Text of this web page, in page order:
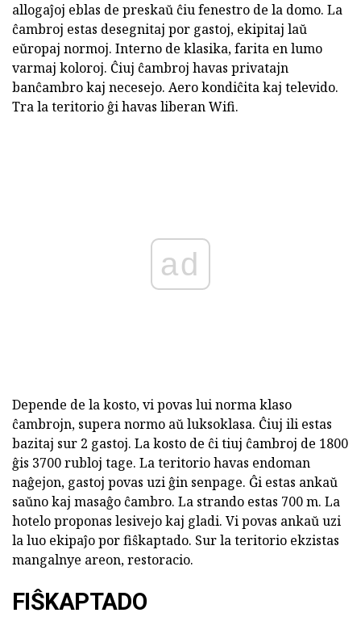
allogaĵoj eblas de preskaŭ ĉiu fenestro de la domo. La
ĉambroj estas desegnitaj por gastoj, ekipitaj laŭ
eŭropaj normoj. Interno de klasika, farita en lumo
varmaj koloroj. Ĉiuj ĉambroj havas privatajn
banĉambro kaj necesejo. Aero kondiĉita kaj televido.
Tra la teritorio ĝi havas liberan Wifi.
ad
Depende de la kosto, vi povas lui norma klaso
ĉambrojn, supera normo aŭ luksoklasa. Ĉiuj ili estas
bazitaj sur 2 gastoj. La kosto de ĉi tiuj ĉambroj de 1800
ĝis 3700 rubloj tage. La teritorio havas endoman
naĝejon, gastoj povas uzi ĝin senpage. Ĝi estas ankaŭ
saŭno kaj masaĝo ĉambro. La strando estas 700 m. La
hotelo proponas lesivejo kaj gladi. Vi povas ankaŭ uzi
la luo ekipaĵo por fiŝkaptado. Sur la teritorio ekzistas
mangalnye areon, restoracio.
FIŜKAPTADO